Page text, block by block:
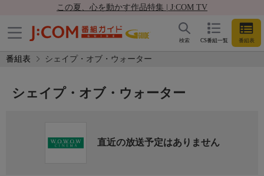
この夏、心を動かす作品特集 | J:COM TV
CS番組一覧 番組表
検索
番組表 シェイプ・オブ・ウォーター
シェイプ・オブ・ウォーター
直近の放送予定はありません